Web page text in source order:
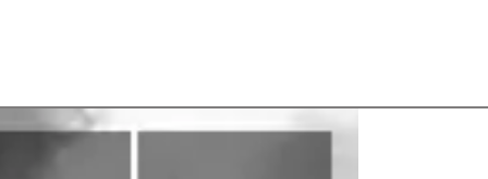
a Obrigatoriedade